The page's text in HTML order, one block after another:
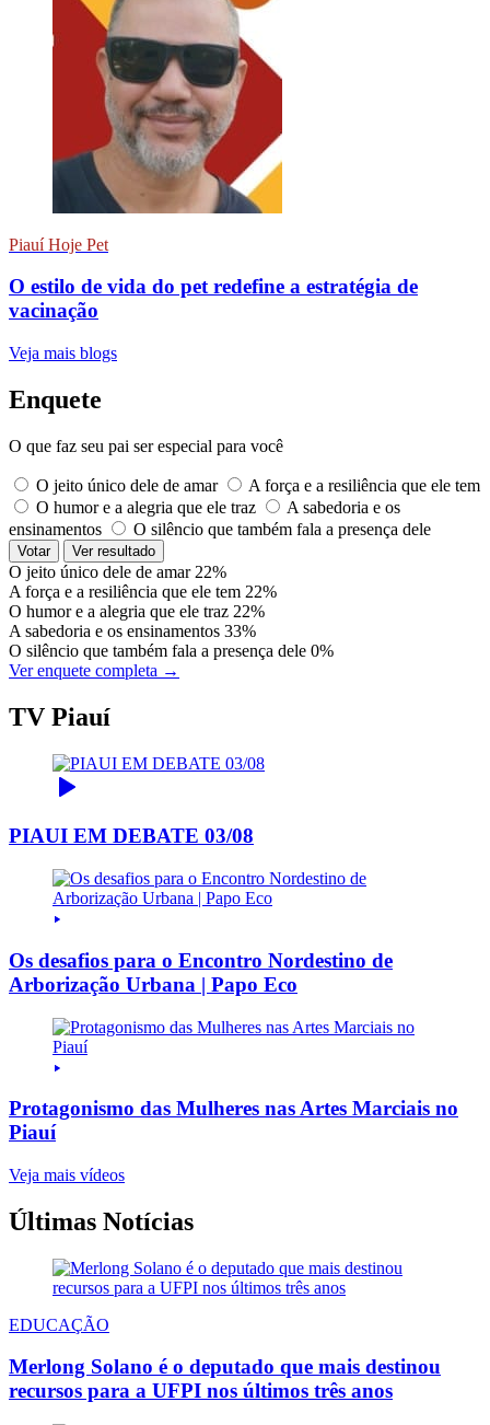
Piauí Hoje Pet
O estilo de vida do pet redefine a estratégia de
vacinação
Veja mais blogs
Enquete
O que faz seu pai ser especial para você
O jeito único dele de amar
A força e a resiliência que ele tem
O humor e a alegria que ele traz
A sabedoria e os
ensinamentos
O silêncio que também fala a presença dele
Votar Ver resultado
O jeito único dele de amar 22%
A força e a resiliência que ele tem 22%
O humor e a alegria que ele traz 22%
A sabedoria e os ensinamentos 33%
O silêncio que também fala a presença dele 0%
Ver enquete completa →
TV Piauí
PIAUI EM DEBATE 03/08
Os desafios para o Encontro Nordestino de
Arborização Urbana | Papo Eco
Protagonismo das Mulheres nas Artes Marciais no
Piauí
Veja mais vídeos
Últimas Notícias
EDUCAÇÃO
Merlong Solano é o deputado que mais destinou
recursos para a UFPI nos últimos três anos